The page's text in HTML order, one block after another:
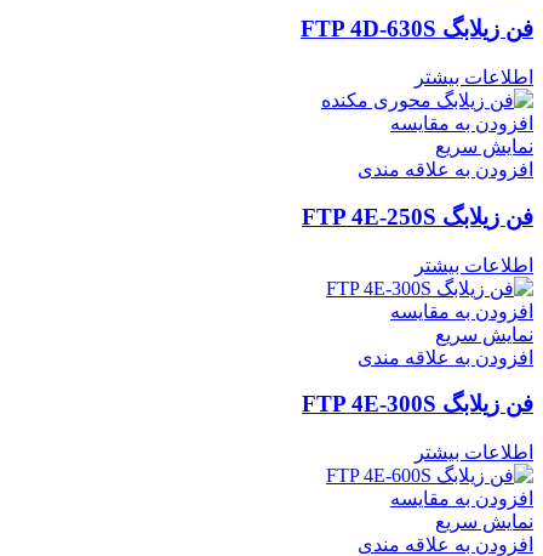
فن زیلابگ FTP 4D-630S
اطلاعات بیشتر
افزودن به مقایسه
نمایش سریع
افزودن به علاقه مندی
فن زیلابگ FTP 4E-250S
اطلاعات بیشتر
افزودن به مقایسه
نمایش سریع
افزودن به علاقه مندی
فن زیلابگ FTP 4E-300S
اطلاعات بیشتر
افزودن به مقایسه
نمایش سریع
افزودن به علاقه مندی